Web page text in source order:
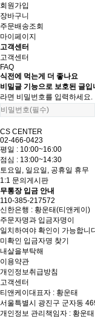
회원가입
장바구니
주문배송조회
마이페이지
고객센터
고객센터
FAQ
식전에 먹는게 더 좋나요
비밀글 기능으로 보호된 글입
라면 비밀번호를 입력하세요.
CS CENTER
02-466-0423
평일 : 10:00~16:00
점심 : 13:00~14:30
토요일, 일요일, 공휴일 휴무
1:1 문의게시판
무통장 입금 안내
110-385-217572
신한은행 : 황운태(티앤케이)
주문자명과 입금자명이
일치하여야 확인이 가능합니
미확인 입금자명 찾기
내살을부탁해
이용약관
개인정보취급방침
고객센터
티앤케이 대표자 : 황운태
서울특별시 광진구 군자동
개인정보 관리책임자 : 황운태